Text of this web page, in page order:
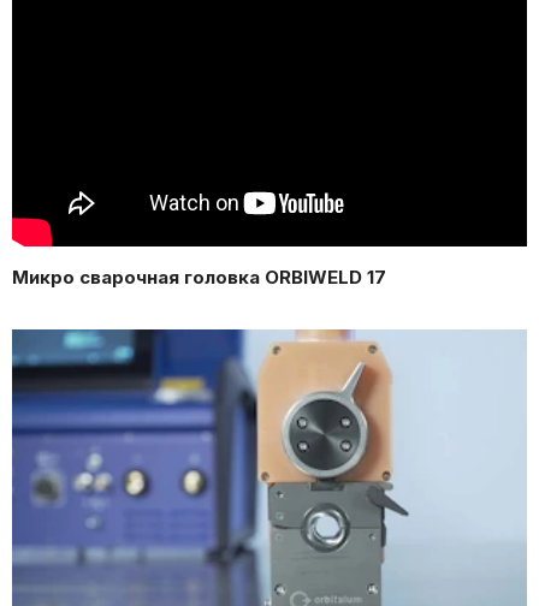
Микро сварочная головка ORBIWELD 17